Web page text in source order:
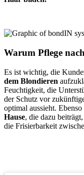
Warum Pflege
Es ist wichtig, die
dem Blondieren
Feuchtigkeit, die
der Schutz vor
optimal aussieht.
Hause, die dazu
die Frisierbarkeit